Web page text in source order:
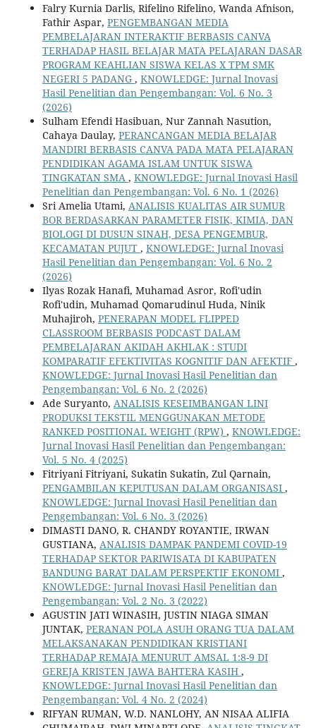
Falry Kurnia Darlis, Rifelino Rifelino, Wanda Afnison,
Fathir Aspar, PENGEMBANGAN MEDIA
PEMBELAJARAN INTERAKTIF BERBASIS CANVA
TERHADAP HASIL BELAJAR MATA PELAJARAN DASAR
PROGRAM KEAHLIAN SISWA KELAS X TPM SMK
NEGERI 5 PADANG , KNOWLEDGE: Jurnal Inovasi
Hasil Penelitian dan Pengembangan: Vol. 6 No. 3
(2026)
Sulham Efendi Hasibuan, Nur Zannah Nasution,
Cahaya Daulay, PERANCANGAN MEDIA BELAJAR
MANDIRI BERBASIS CANVA PADA MATA PELAJARAN
PENDIDIKAN AGAMA ISLAM UNTUK SISWA
TINGKATAN SMA , KNOWLEDGE: Jurnal Inovasi Hasil
Penelitian dan Pengembangan: Vol. 6 No. 1 (2026)
Sri Amelia Utami, ANALISIS KUALITAS AIR SUMUR
BOR BERDASARKAN PARAMETER FISIK, KIMIA, DAN
BIOLOGI DI DUSUN SINAH, DESA PENGEMBUR,
KECAMATAN PUJUT , KNOWLEDGE: Jurnal Inovasi
Hasil Penelitian dan Pengembangan: Vol. 6 No. 2
(2026)
Ilyas Rozak Hanafi, Muhamad Asror, Rofi'udin
Rofi'udin, Muhamad Qomarudinul Huda, Ninik
Muhajiroh, PENERAPAN MODEL FLIPPED
CLASSROOM BERBASIS PODCAST DALAM
PEMBELAJARAN AKIDAH AKHLAK : STUDI
KOMPARATIF EFEKTIVITAS KOGNITIF DAN AFEKTIF ,
KNOWLEDGE: Jurnal Inovasi Hasil Penelitian dan
Pengembangan: Vol. 6 No. 2 (2026)
Ade Suryanto, ANALISIS KESEIMBANGAN LINI
PRODUKSI TEKSTIL MENGGUNAKAN METODE
RANKED POSITIONAL WEIGHT (RPW) , KNOWLEDGE:
Jurnal Inovasi Hasil Penelitian dan Pengembangan:
Vol. 5 No. 4 (2025)
Fitriyani Fitriyani, Sukatin Sukatin, Zul Qarnain,
PENGAMBILAN KEPUTUSAN DALAM ORGANISASI ,
KNOWLEDGE: Jurnal Inovasi Hasil Penelitian dan
Pengembangan: Vol. 6 No. 3 (2026)
DIMASTI DANO, R. CHANDY ROYANTIE, IRWAN
GUSTIANA, ANALISIS DAMPAK PANDEMI COVID-19
TERHADAP SEKTOR PARIWISATA DI KABUPATEN
BANDUNG BARAT DALAM PERSPEKTIF EKONOMI ,
KNOWLEDGE: Jurnal Inovasi Hasil Penelitian dan
Pengembangan: Vol. 2 No. 3 (2022)
AGUSTIN JATI WINASIH, JUSTIN NIAGA SIMAN
JUNTAK, PERANAN POLA ASUH ORANG TUA DALAM
MELAKSANAKAN PENDIDIKAN KRISTIANI
TERHADAP REMAJA MENURUT AMSAL 1:8-9 DI
GEREJA KRISTEN JAWA BAHTERA KASIH ,
KNOWLEDGE: Jurnal Inovasi Hasil Penelitian dan
Pengembangan: Vol. 4 No. 2 (2024)
RIFYAN RUMAN, W.D. NANLOHY, AN NISAA ALIFIA